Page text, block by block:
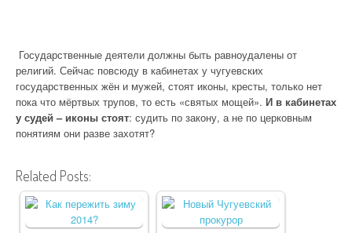
Государственные деятели должны быть равноудалены от
религий. Сейчас повсюду в кабинетах у чугуевских
государственных жён и мужей, стоят иконы, кресты, только нет
пока что мёртвых трупов, то есть «святых мощей». И в кабинетах
у судей – иконы стоят: судить по закону, а не по церковным
понятиям они разве захотят?
Related Posts: